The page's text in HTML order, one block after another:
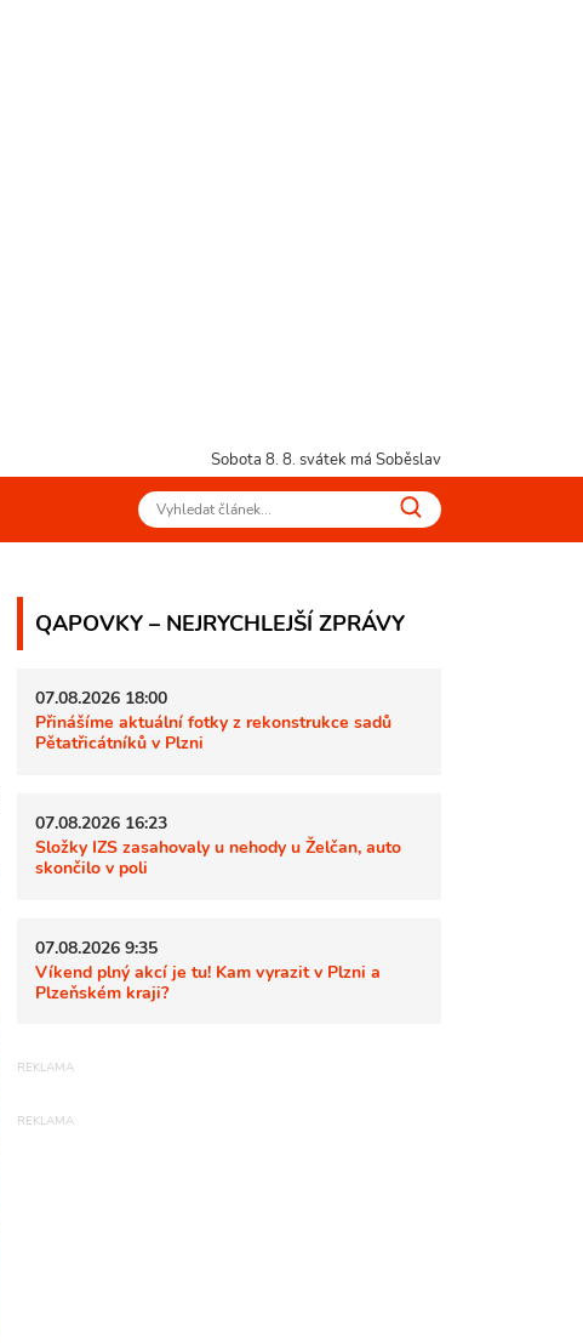
Sobota 8. 8. svátek má Soběslav
QAPOVKY – NEJRYCHLEJŠÍ ZPRÁVY
07.08.2026 18:00
Přinášíme aktuální fotky z rekonstrukce sadů
Pětatřicátníků v Plzni
07.08.2026 16:23
Složky IZS zasahovaly u nehody u Želčan, auto
skončilo v poli
07.08.2026 9:35
Víkend plný akcí je tu! Kam vyrazit v Plzni a
Plzeňském kraji?